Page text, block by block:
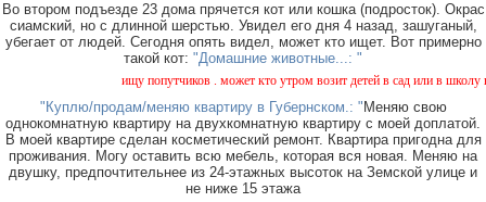
Во втором подъезде 23 дома прячется кот или кошка (подросток). Окрас
сиамский, но с длинной шерстью. Увидел его дня 4 назад, зашуганый,
убегает от людей. Сегодня опять видел, может кто ищет. Вот примерно
такой кот: "Домашние животные...: "
ищу попутчиков . может кто утром возит детей в сад или в школу в
"Куплю/продам/меняю квартиру в Губернском.: " Меняю свою
однокомнатную квартиру на двухкомнатную квартиру с моей доплатой.
В моей квартире сделан косметический ремонт. Квартира пригодна для
проживания. Могу оставить всю мебель, которая вся новая. Меняю на
двушку, предпочтительнее из 24-этажных высоток на Земской улице и
не ниже 15 этажа